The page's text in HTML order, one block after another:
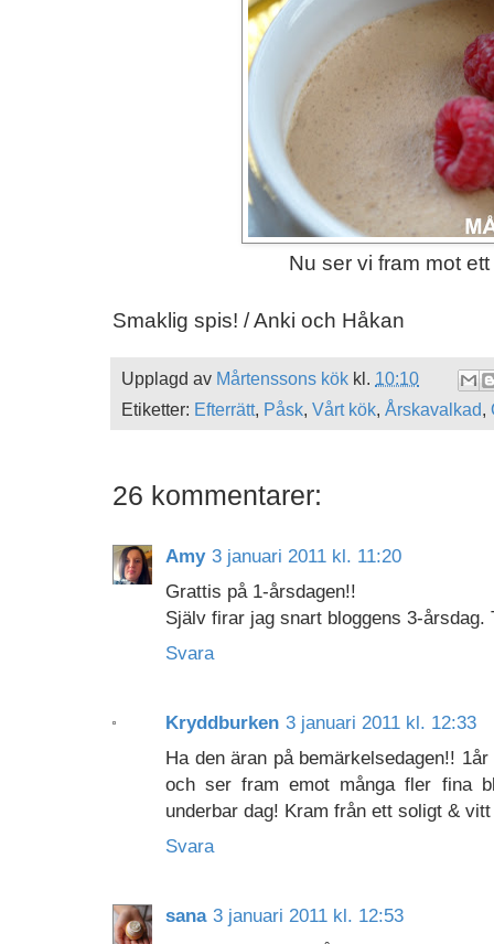
Nu ser vi fram mot
Smaklig spis! / Anki och Håkan
Upplagd av Mårtenssons kök kl. 10:10
Etiketter: Efterrätt, Påsk, Vårt kök, Årskavalkad,
26 kommentarer:
Amy 3 januari 2011 kl. 11:20
Grattis på 1-årsdagen!!
Själv firar jag snart bloggens 3-
Svara
Kryddburken 3 januari 2011 kl. 12:33
Ha den äran på bemärkelsedagen!!
och ser fram emot många fler fina
underbar dag! Kram från ett soligt &
Svara
sana 3 januari 2011 kl. 12:53